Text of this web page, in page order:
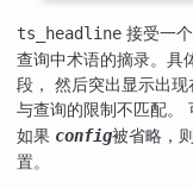
ts_headline 接受一
查询中术语的摘录。具
段， 然后突出显示出
与查询的限制不匹配。
如果 config被省略，
置。